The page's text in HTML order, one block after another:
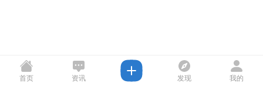
首页 资讯 发现 我的